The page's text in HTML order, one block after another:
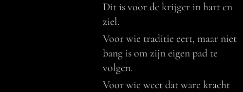
Dit is voor de krijger in hart en
ziel.
Voor wie traditie eert, maar niet
bang is om zijn eigen pad te
volgen.
Voor wie weet dat ware kracht